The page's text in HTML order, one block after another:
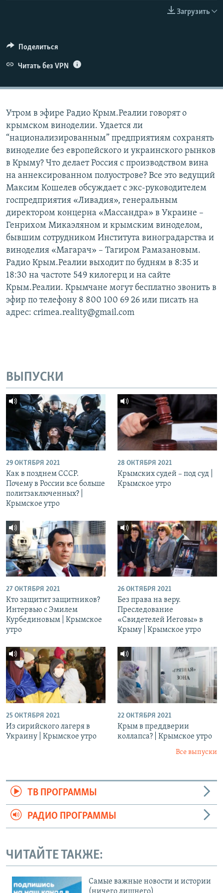
ELIFBE
УКРАИНСКАЯ ПРОБЛЕМА КРЫМА
Загрузить
Поделиться
Читать без VPN
Утром в эфире Радио Крым.Реалии говорят о
крымском виноделии. Удается ли
“национализированным” предприятиям сохранять
виноделие без европейского и украинского рынков
в Крыму? Что делает Россия с производством вина
на аннексированном полуострове? Все это ведущий
Максим Кошелев обсуждает с экс-руководителем
госпредприятия «Ливадия», генеральным
директором концерна «Массандра» в Украине –
Генрихом Микаэляном и крымским виноделом,
бывшим сотрудником Института виноградарства и
виноделия «Магарач» – Тагиром Рамазановым.
Радио Крым.Реалии выходит по будням в 8:35 и
18:30 на частоте 549 килогерц и на сайте
Крым.Реалии. Крымчане могут бесплатно звонить в
эфир по телефону 8 800 100 69 26 или писать на
адрес: crimea.reality@gmail.com
ВЫПУСКИ
29 ОКТЯБРЯ 2021
Как в позднем СССР.
Почему в России все больше
политзаключенных? |
Крымское утро
28 ОКТЯБРЯ 2021
Крымских судей – под суд |
Крымское утро
27 ОКТЯБРЯ 2021
Кто защитит защитников?
Интервью с Эмилем
Курбединовым | Крымское
утро
26 ОКТЯБРЯ 2021
Без права на веру.
Преследование
«Свидетелей Иеговы» в
Крыму | Крымское утро
25 ОКТЯБРЯ 2021
Из сирийского лагеря в
Украину | Крымское утро
22 ОКТЯБРЯ 2021
Крым в преддверии
коллапса? | Крымское утро
Все выпуски
ТВ ПРОГРАММЫ
РАДИО ПРОГРАММЫ
ЧИТАЙТЕ ТАКЖЕ:
Cамые важные новости и истории